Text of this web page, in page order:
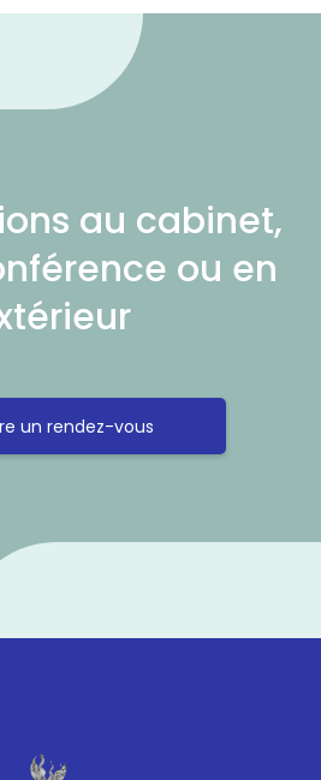
au cabinet,
ou en
un rendez-vous